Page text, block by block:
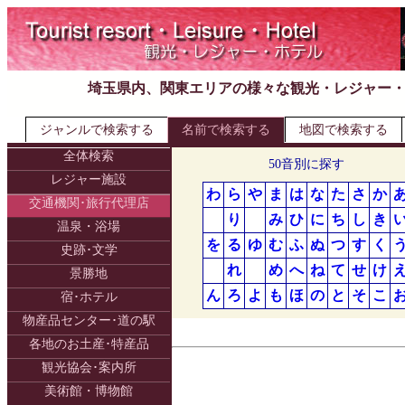
埼玉県内、関東エリアの様々な観光・レジャー
ジャンルで検索する 名前で検索する
地図で検索する
全体検索
レジャー施設
交通機関･旅行代理店
温泉・浴場
史跡･文学
景勝地
宿･ホテル
物産品センター･道の駅
各地のお土産･特産品
観光協会･案内所
美術館・博物館
50音別に探す
わ ら や ま は な た さ か
り
み ひ に ち し き
を る ゆ む ふ ぬ つ す く
れ
め へ ね て せ け
ん ろ よ も ほ の と そ こ